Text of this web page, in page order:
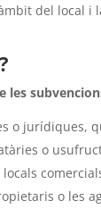
del local i
les
o jurídiques,
o
locals
o les